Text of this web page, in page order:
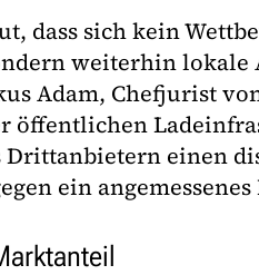
dass sich kein
weiterhin lokale
Adam, Chefjurist
öffentlichen
Drittanbietern einen
ein